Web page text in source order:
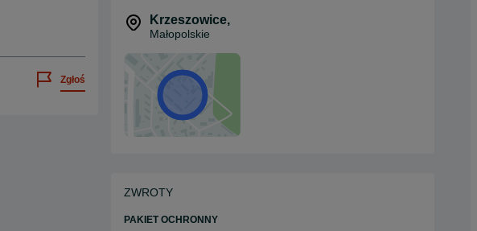
Zgłoś
Krzeszowice,
Małopolskie
ZWROTY
PAKIET OCHRONNY